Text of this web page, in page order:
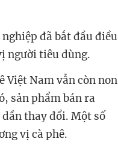
đã bắt đầu điều
người tiêu dùng.
Việt Nam vẫn còn non
sản phẩm bán ra
thay đổi. Một số
vị cà phê.